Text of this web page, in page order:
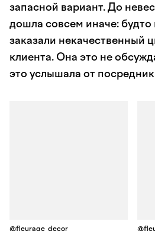
запасной вариант. До
дошла совсем иначе:
заказали некачественный
клиента. Она это не
это услышала от
@fleurage_decor